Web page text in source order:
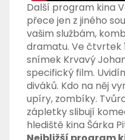
Další program kina
přece jen z jiného
vašim službám,
dramatu. Ve čtvrtek
snímek Krvavý
specifický film.
diváků. Kdo na něj
upíry, zombíky.
zápletky slibují
hlediště kina Šárka